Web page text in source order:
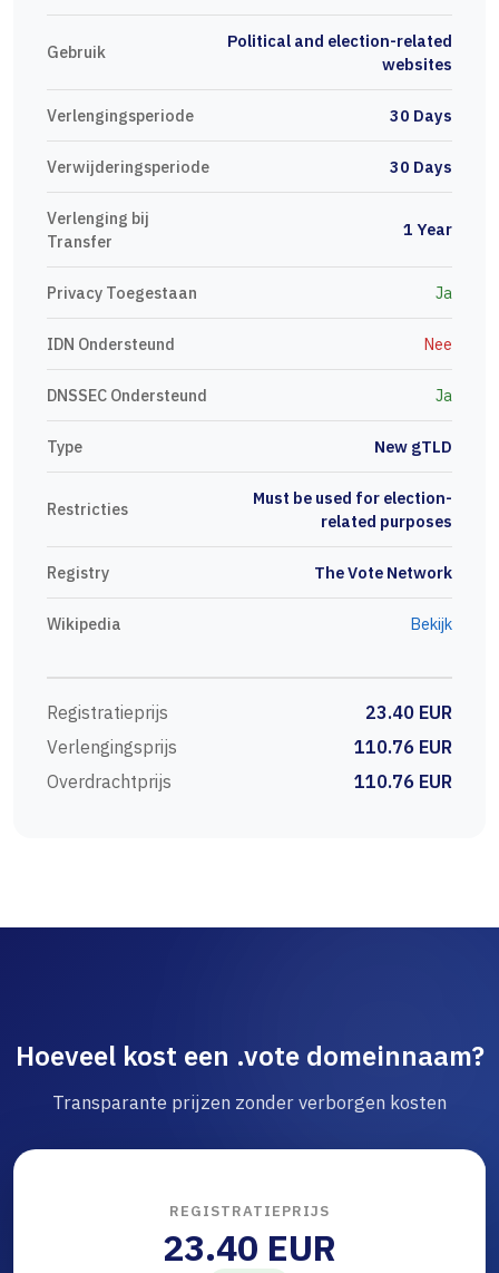
Gebruik
Political and election-related
websites
Verlengingsperiode 30 Days
Verwijderingsperiode 30 Days
Verlenging bij
Transfer
1 Year
Privacy Toegestaan Ja
IDN Ondersteund Nee
DNSSEC Ondersteund Ja
Type New gTLD
Restricties
Must be used for election-
related purposes
Registry The Vote Network
Wikipedia Bekijk
Registratieprijs
23.40 EUR
Verlengingsprijs
110.76 EUR
Overdrachtprijs
110.76 EUR
Hoeveel kost een .vote domeinnaam?
Transparante prijzen zonder verborgen kosten
REGISTRATIEPRIJS
23.40 EUR